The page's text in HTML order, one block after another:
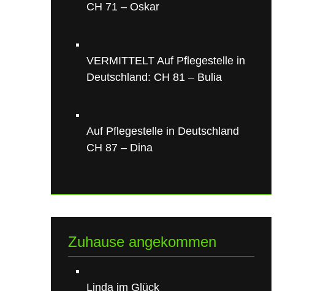
CH 71 – Oskar
VERMITTELT Auf Pflegestelle in
Deutschland: CH 81 – Bulia
Auf Pflegestelle in Deutschland
CH 87 – Dina
Zuhause angekommen
Linda im Glück